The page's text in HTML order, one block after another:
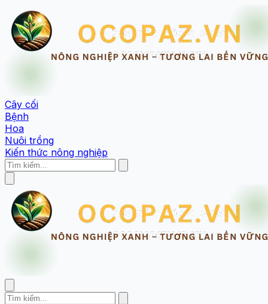
Cây cối
Bệnh
Hoa
Nuôi trồng
Kiến thức nông nghiệp